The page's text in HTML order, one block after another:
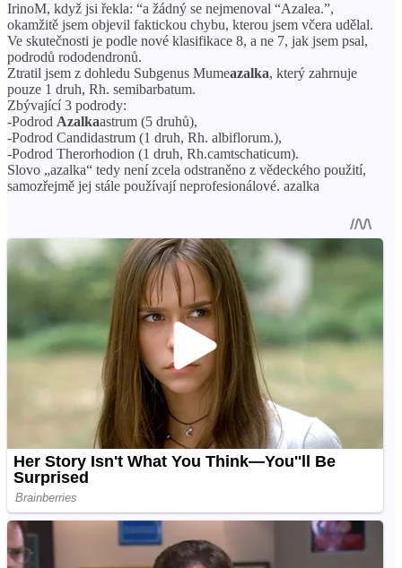
IrinoM, když jsi řekla: “a žádný se nejmenoval “Azalea.”,
okamžitě jsem objevil faktickou chybu, kterou jsem včera udělal.
Ve skutečnosti je podle nové klasifikace 8, a ne 7, jak jsem psal,
podrodů rododendronů.
Ztratil jsem z dohledu Subgenus Mumeazalka, který zahrnuje
pouze 1 druh, Rh. semibarbatum.
Zbývající 3 podrody:
-Podrod Azalkaastrum (5 druhů),
-Podrod Candidastrum (1 druh, Rh. albiflorum.),
-Podrod Therorhodion (1 druh, Rh.camtschaticum).
Slovo „azalka“ tedy není zcela odstraněno z vědeckého použití,
samozřejmě jej stále používají neprofesionálové. azalka